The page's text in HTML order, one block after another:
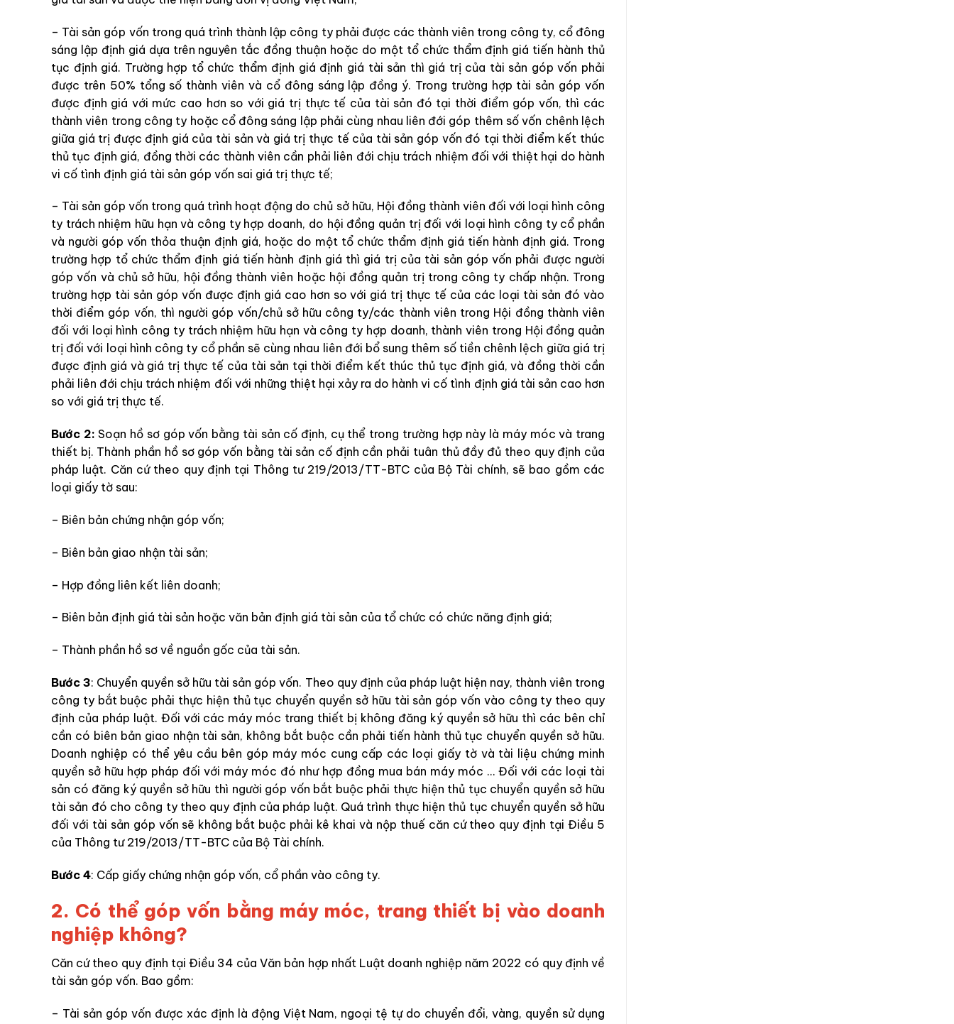
– Tài sản góp vốn trong quá trình thành lập công ty phải được các thành viên trong công ty, cổ đông
sáng lập định giá dựa trên nguyên tắc đồng thuận hoặc do một tổ chức thẩm định giá tiến hành thủ
tục định giá. Trường hợp tổ chức thẩm định giá định giá tài sản thì giá trị của tài sản góp vốn phải
được trên 50% tổng số thành viên và cổ đông sáng lập đồng ý. Trong trường hợp tài sản góp vốn
được định giá với mức cao hơn so với giá trị thực tế của tài sản đó tại thời điểm góp vốn, thì các
thành viên trong công ty hoặc cổ đông sáng lập phải cùng nhau liên đới góp thêm số vốn chênh lệch
giữa giá trị được định giá của tài sản và giá trị thực tế của tài sản góp vốn đó tại thời điểm kết thúc
thủ tục định giá, đồng thời các thành viên cần phải liên đới chịu trách nhiệm đối với thiệt hại do hành
vi cố tình định giá tài sản góp vốn sai giá trị thực tế;
– Tài sản góp vốn trong quá trình hoạt động do chủ sở hữu, Hội đồng thành viên đối với loại hình công
ty trách nhiệm hữu hạn và công ty hợp doanh, do hội đồng quản trị đối với loại hình công ty cổ phần
và người góp vốn thỏa thuận định giá, hoặc do một tổ chức thẩm định giá tiến hành định giá. Trong
trường hợp tổ chức thẩm định giá tiến hành định giá thì giá trị của tài sản góp vốn phải được người
góp vốn và chủ sở hữu, hội đồng thành viên hoặc hội đồng quản trị trong công ty chấp nhận. Trong
trường hợp tài sản góp vốn được định giá cao hơn so với giá trị thực tế của các loại tài sản đó vào
thời điểm góp vốn, thì người góp vốn/chủ sở hữu công ty/các thành viên trong Hội đồng thành viên
đối với loại hình công ty trách nhiệm hữu hạn và công ty hợp doanh, thành viên trong Hội đồng quản
trị đối với loại hình công ty cổ phần sẽ cùng nhau liên đới bổ sung thêm số tiền chênh lệch giữa giá trị
được định giá và giá trị thực tế của tài sản tại thời điểm kết thúc thủ tục định giá, và đồng thời cần
phải liên đới chịu trách nhiệm đối với những thiệt hại xảy ra do hành vi cố tình định giá tài sản cao hơn
so với giá trị thực tế.
Bước 2: Soạn hồ sơ góp vốn bằng tài sản cố định, cụ thể trong trường hợp này là máy móc và trang
thiết bị. Thành phần hồ sơ góp vốn bằng tài sản cố định cần phải tuân thủ đầy đủ theo quy định của
pháp luật. Căn cứ theo quy định tại Thông tư 219/2013/TT-BTC của Bộ Tài chính, sẽ bao gồm các
loại giấy tờ sau:
– Biên bản chứng nhận góp vốn;
– Biên bản giao nhận tài sản;
– Hợp đồng liên kết liên doanh;
– Biên bản định giá tài sản hoặc văn bản định giá tài sản của tổ chức có chức năng định giá;
– Thành phần hồ sơ về nguồn gốc của tài sản.
Bước 3: Chuyển quyền sở hữu tài sản góp vốn. Theo quy định của pháp luật hiện nay, thành viên trong
công ty bắt buộc phải thực hiện thủ tục chuyển quyền sở hữu tài sản góp vốn vào công ty theo quy
định của pháp luật. Đối với các máy móc trang thiết bị không đăng ký quyền sở hữu thì các bên chỉ
cần có biên bản giao nhận tài sản, không bắt buộc cần phải tiến hành thủ tục chuyển quyền sở hữu.
Doanh nghiệp có thể yêu cầu bên góp máy móc cung cấp các loại giấy tờ và tài liệu chứng minh
quyền sở hữu hợp pháp đối với máy móc đó như hợp đồng mua bán máy móc … Đối với các loại tài
sản có đăng ký quyền sở hữu thì người góp vốn bắt buộc phải thực hiện thủ tục chuyển quyền sở hữu
tài sản đó cho công ty theo quy định của pháp luật. Quá trình thực hiện thủ tục chuyển quyền sở hữu
đối với tài sản góp vốn sẽ không bắt buộc phải kê khai và nộp thuế căn cứ theo quy định tại Điều 5
của Thông tư 219/2013/TT-BTC của Bộ Tài chính.
Bước 4: Cấp giấy chứng nhận góp vốn, cổ phần vào công ty.
2. Có thể góp vốn bằng máy móc, trang thiết bị vào doanh
nghiệp không?
Căn cứ theo quy định tại Điều 34 của Văn bản hợp nhất Luật doanh nghiệp năm 2022 có quy định về
tài sản góp vốn. Bao gồm:
– Tài sản góp vốn được xác định là động Việt Nam, ngoại tệ tự do chuyển đổi, vàng, quyền sử dụng